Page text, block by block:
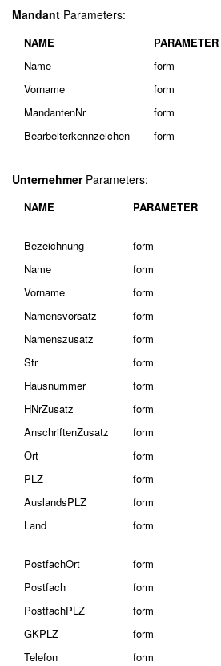
Mandant Parameters:
NAME PARAMETER
Name
form
Vorname
form
MandantenNr
form
Bearbeiterkennzeichen
form
UnternehmerParameters:
NAME PARAMETER
Bezeichnung form
Name
form
Vorname
form
Namensvorsatz
form
Namenszusatz
form
Str
form
Hausnummer
form
HNrZusatz
form
AnschriftenZusatz
form
Ort
form
PLZ
form
AuslandsPLZ
form
Land
form
PostfachOrt
form
Postfach
form
PostfachPLZ
form
GKPLZ
form
Telefon
form